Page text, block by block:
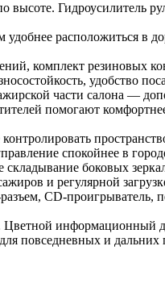
высоте. Гидроусилитель
расположиться в
комплект резиновых
удобство
части салона —
помогают
спокойнее в
складывание боковых
и регулярной
CD-проигрыватель,
Цветной информационный
повседневных и дальних